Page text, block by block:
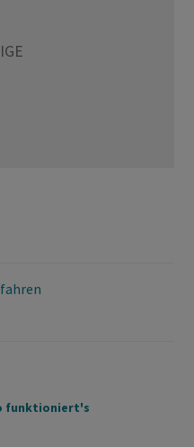
funktioniert's